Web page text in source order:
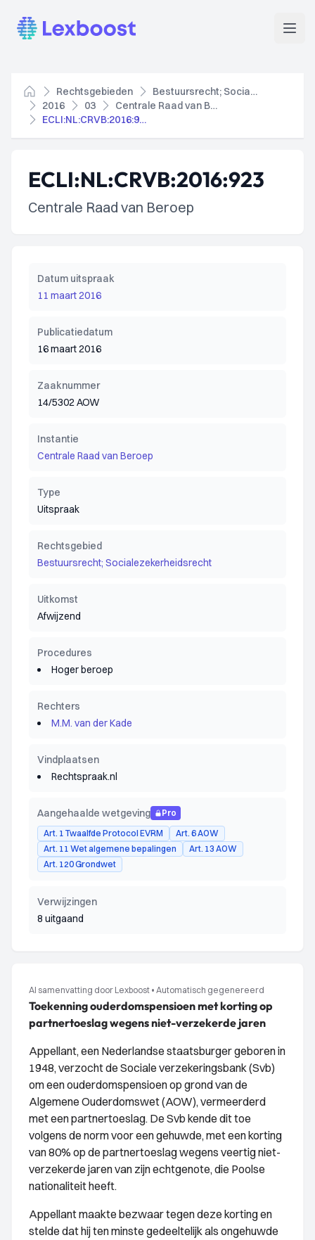
Lexboost
Home
Rechtsgebieden
Bestuursrecht; Socialezekerheidsrecht
2016
03
Centrale Raad van Beroep
ECLI:NL:CRVB:2016:923
ECLI:NL:CRVB:2016:923
Centrale Raad van Beroep
Datum uitspraak
11 maart 2016
Publicatiedatum
16 maart 2016
Zaaknummer
14/5302 AOW
Instantie
Centrale Raad van Beroep
Type
Uitspraak
Rechtsgebied
Bestuursrecht; Socialezekerheidsrecht
Uitkomst
Afwijzend
Procedures
Hoger beroep
Rechters
M.M. van der Kade
Vindplaatsen
Rechtspraak.nl
Aangehaalde wetgeving
Pro
Art. 1 Twaalfde Protocol EVRM
Art. 6 AOW
Art. 11 Wet algemene bepalingen
Art. 13 AOW
Art. 120 Grondwet
Verwijzingen
8 uitgaand
AI samenvatting door Lexboost • Automatisch gegenereerd
Toekenning ouderdomspensioen met korting op
partnertoeslag wegens niet-verzekerde jaren
Appellant, een Nederlandse staatsburger geboren in
1948, verzocht de Sociale verzekeringsbank (Svb)
om een ouderdomspensioen op grond van de
Algemene Ouderdomswet (AOW), vermeerderd
met een partnertoeslag. De Svb kende dit toe
volgens de norm voor een gehuwde, met een korting
van 80% op de partnertoeslag wegens veertig niet-
verzekerde jaren van zijn echtgenote, die Poolse
nationaliteit heeft.
Appellant maakte bezwaar tegen deze korting en
stelde dat hij ten minste gedeeltelijk als ongehuwde